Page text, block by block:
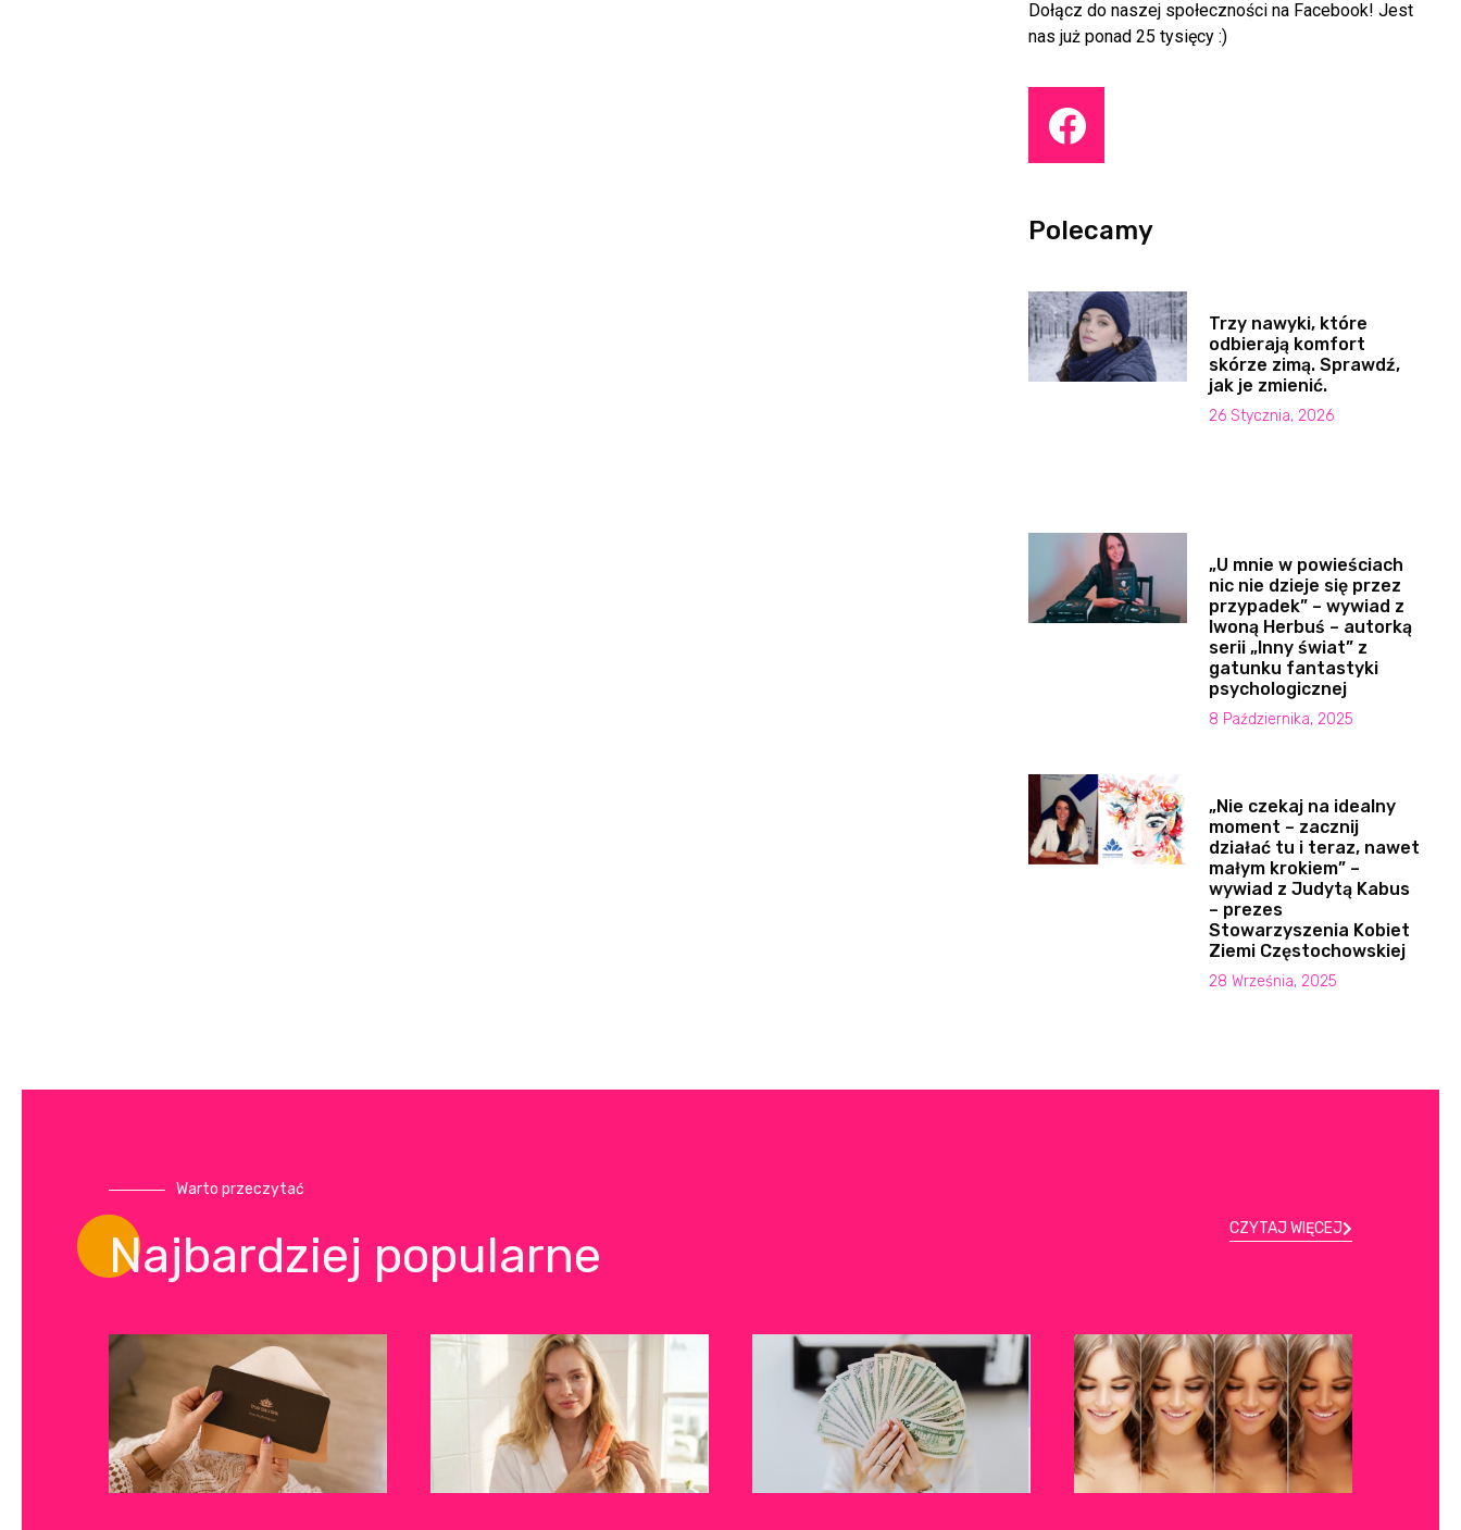
Dołącz do naszej społeczności na Facebook! Jest
nas już ponad 25 tysięcy :)
Polecamy
Trzy nawyki, które
odbierają komfort
skórze zimą. Sprawdź,
jak je zmienić.
26 Stycznia, 2026
„U mnie w powieściach
nic nie dzieje się przez
przypadek” – wywiad z
Iwoną Herbuś – autorką
serii „Inny świat” z
gatunku fantastyki
psychologicznej
8 Października, 2025
„Nie czekaj na idealny
moment – zacznij
działać tu i teraz, nawet
małym krokiem” –
wywiad z Judytą Kabus
– prezes
Stowarzyszenia Kobiet
Ziemi Częstochowskiej
28 Września, 2025
Warto przeczytać
Najbardziej popularne CZYTAJ WIĘCEJ